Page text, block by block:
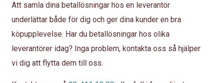
Att samla dina betallösningar hos en leverantör
underlättar både för dig och ger dina kunder en bra
köpupplevelse. Har du betallösningar hos olika
leverantörer idag? Inga problem, kontakta oss så hjälper
vi dig att flytta dem till oss.